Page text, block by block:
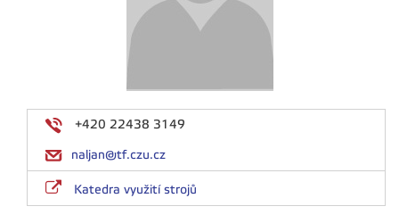
+420 22438 3149
naljan@tf.czu.cz
Katedra využití strojů